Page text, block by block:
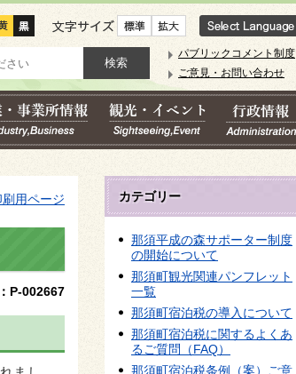
文字サイズ
パブリックコメント制度
ご意見・お問い合わせ
刷用ページ
P-002667
カテゴリー
那須平成の森サポーター制度
の開始について
那須町観光関連パンフレット
一覧
那須町宿泊税の導入について
那須町宿泊税に関するよくあ
るご質問（FAQ）
那須町宿泊税条例（案）ご意